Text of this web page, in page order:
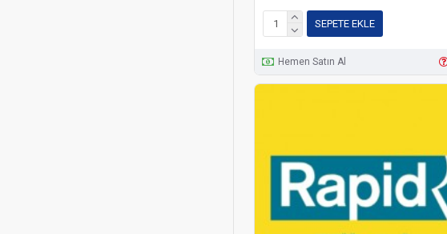
SEPETE EKLE
Hemen Satın Al